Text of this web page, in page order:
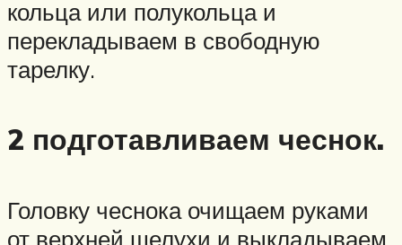
кольца или полукольца и
перекладываем в свободную
тарелку.
2 подготавливаем чеснок.
Головку чеснока очищаем руками
от верхней шелухи и выкладываем